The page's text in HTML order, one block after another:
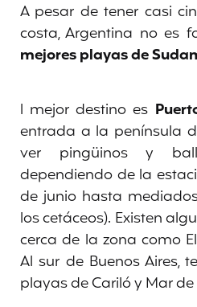
A pesar de tener casi
costa, Argentina no es
mejores playas de
l mejor destino es
entrada a la península
ver pingüinos y
dependiendo de la
de junio hasta
los cetáceos). Existen
cerca de la zona como
Al sur de Buenos Aires,
playas de Cariló y Mar